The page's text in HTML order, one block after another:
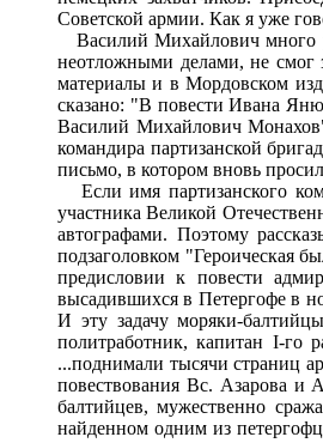
Советской армии. Как я уже
Василий Михайлович много
неотложными делами, не смог
материалы и в Мордовском
сказано: "В повести Ивана
Василий Михайлович
командира партизанской
письмо, в котором вновь
Если имя партизанского
участника Великой
автографами. Поэтому
подзаголовком "Героическая
предисловии к повести
высадившихся в Петергофе в
И эту задачу моряки-
политработник, капитан I-го
...поднимали тысячи страниц
повествования Вс. Азарова и
балтийцев, мужественно
найденном одним из